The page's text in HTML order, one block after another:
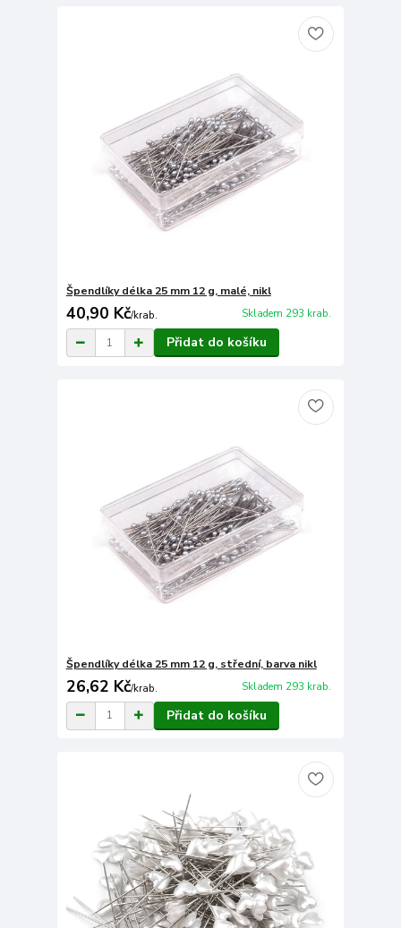
Špendlíky délka 25 mm 12 g, malé, nikl
40,90 Kč/krab. Skladem 293 krab.
Přidat do košíku
Špendlíky délka 25 mm 12 g, střední, barva nikl
26,62 Kč/krab. Skladem 293 krab.
Přidat do košíku